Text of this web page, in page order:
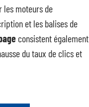
les moteurs de
et les balises de
consistent également
du taux de clics et